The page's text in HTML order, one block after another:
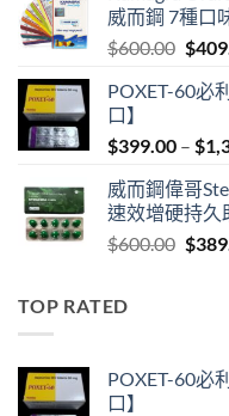
威而鋼 7種口
$600.00
was:
$
POXET-60必
口】
$399.00 – $
威而鋼偉哥
速效增硬持久
$600.00 $
TOP RATED
POXET-60必
口】